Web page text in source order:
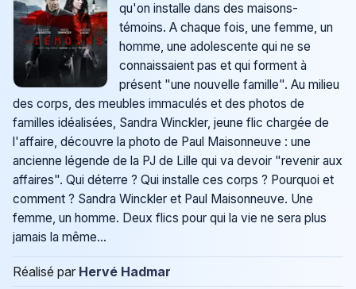
qu'on installe dans des maisons-
témoins. A chaque fois, une femme, un
homme, une adolescente qui ne se
connaissaient pas et qui forment à
présent "une nouvelle famille". Au milieu
des corps, des meubles immaculés et des photos de
familles idéalisées, Sandra Winckler, jeune flic chargée de
l'affaire, découvre la photo de Paul Maisonneuve : une
ancienne légende de la PJ de Lille qui va devoir "revenir aux
affaires". Qui déterre ? Qui installe ces corps ? Pourquoi et
comment ? Sandra Winckler et Paul Maisonneuve. Une
femme, un homme. Deux flics pour qui la vie ne sera plus
jamais la même...
Réalisé par Hervé Hadmar